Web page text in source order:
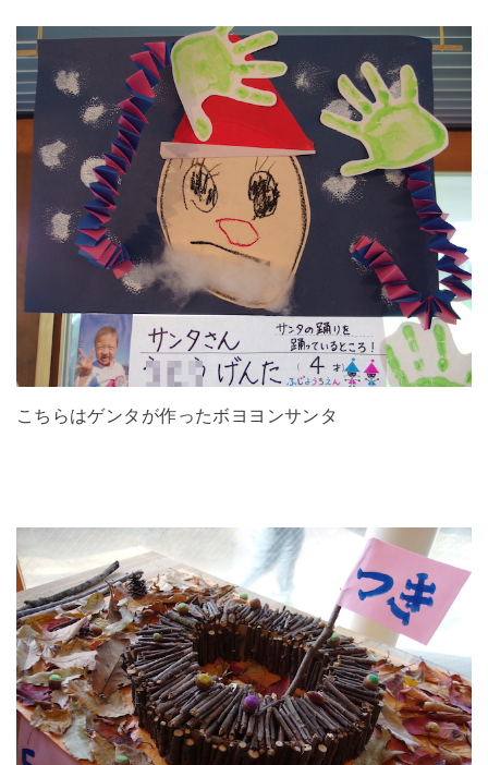
こちらはゲンタが作ったボヨヨンサンタ